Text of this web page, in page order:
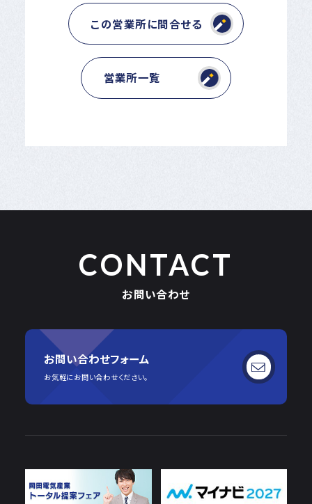
この営業所に問合せる
営業所一覧
CONTACT
お問い合わせ
お問い合わせフォーム
お気軽にお問い合わせください。